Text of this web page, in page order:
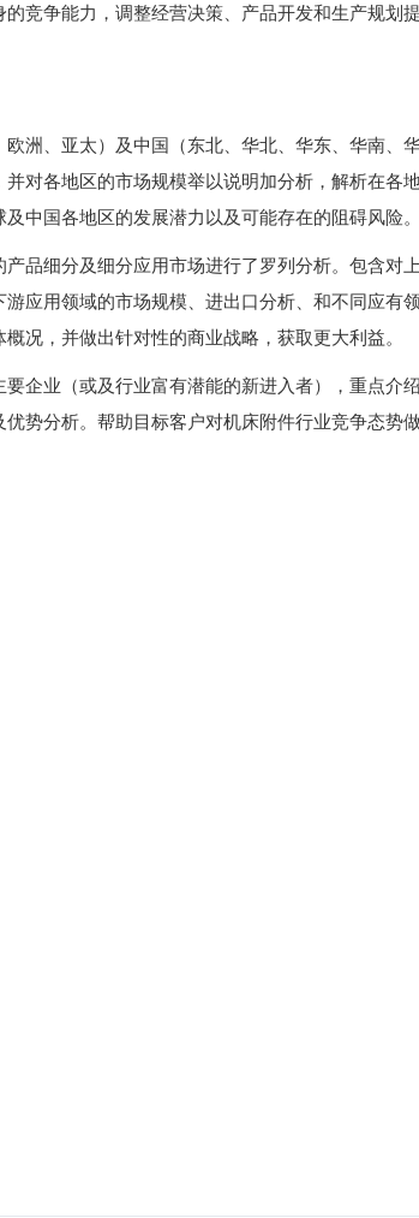
竞争能力，调整经营决策、产品开发和生产规划
洲、亚太）及中国（东北、华北、华东、华南、
对各地区的市场规模举以说明加分析，解析在各
中国各地区的发展潜力以及可能存在的阻碍风险。
品细分及细分应用市场进行了罗列分析。包含对
应用领域的市场规模、进出口分析、和不同应有
况，并做出针对性的商业战略，获取更大利益。
企业（或及行业富有潜能的新进入者），重点介
势分析。帮助目标客户对机床附件行业竞争态势